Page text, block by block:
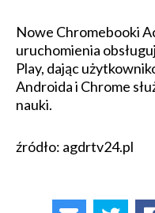
Nowe Chromebooki
uruchomienia
Play, dając
Androida i Chrome
nauki.
źródło: agdrtv24.pl